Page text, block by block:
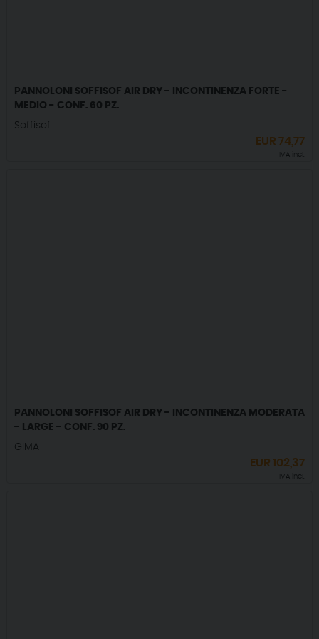
PANNOLONI SOFFISOF AIR DRY - INCONTINENZA FORTE -
MEDIO - CONF. 60 PZ.
Soffisof
EUR74,77
IVA incl.
PANNOLONI SOFFISOF AIR DRY - INCONTINENZA MODERATA
- LARGE - CONF. 90 PZ.
GIMA
EUR102,37
IVA incl.